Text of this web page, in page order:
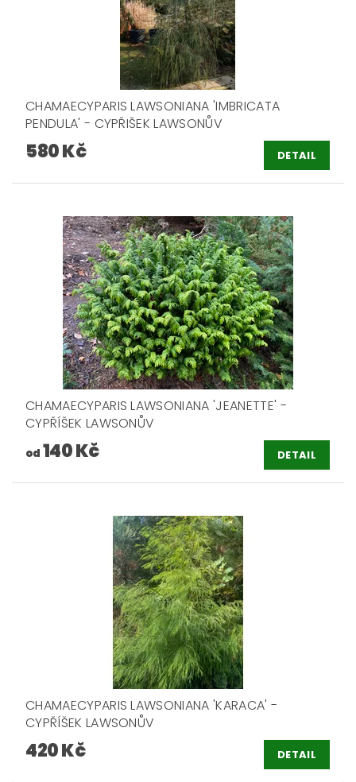
CHAMAECYPARIS LAWSONIANA 'IMBRICATA
PENDULA' - CYPŘIŠEK LAWSONŮV
580 Kč DETAIL
CHAMAECYPARIS LAWSONIANA 'JEANETTE' -
CYPŘÍŠEK LAWSONŮV
od 140 Kč DETAIL
CHAMAECYPARIS LAWSONIANA 'KARACA' -
CYPŘÍŠEK LAWSONŮV
420 Kč DETAIL